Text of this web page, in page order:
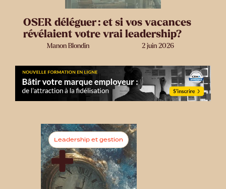
OSER déléguer : et si vos vacances
révélaient votre vrai leadership?
Manon Blondin 2 juin 2026
Leadership et gestion